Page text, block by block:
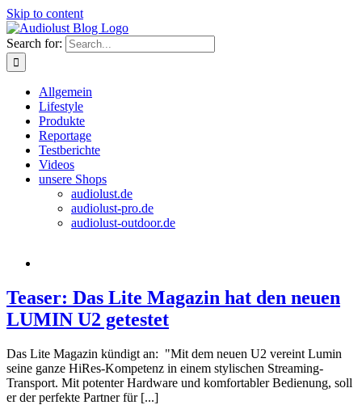
Skip to content
Search for:
Allgemein
Lifestyle
Produkte
Reportage
Testberichte
Videos
unsere Shops
audiolust.de
audiolust-pro.de
audiolust-outdoor.de
Teaser: Das Lite Magazin hat den neuen
LUMIN U2 getestet
Das Lite Magazin kündigt an: "Mit dem neuen U2 vereint Lumin
seine ganze HiRes-Kompetenz in einem stylischen Streaming-
Transport. Mit potenter Hardware und komfortabler Bedienung, soll
er der perfekte Partner für [...]